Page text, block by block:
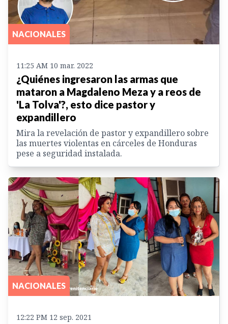
NACIONALES
11:25 AM 10 mar. 2022
¿Quiénes ingresaron las armas que
mataron a Magdaleno Meza y a reos de
'La Tolva'?, esto dice pastor y
expandillero
Mira la revelación de pastor y expandillero sobre
las muertes violentas en cárceles de Honduras
pese a seguridad instalada.
NACIONALES
12:22 PM 12 sep. 2021